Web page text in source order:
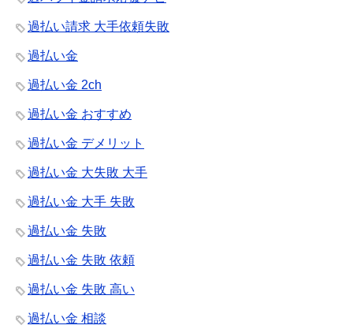
過払い請求 大手依頼失敗
過払い金
過払い金 2ch
過払い金 おすすめ
過払い金 デメリット
過払い金 大失敗 大手
過払い金 大手 失敗
過払い金 失敗
過払い金 失敗 依頼
過払い金 失敗 高い
過払い金 相談